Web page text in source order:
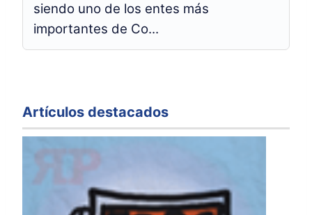
siendo uno de los entes más
importantes de Co...
Artículos destacados